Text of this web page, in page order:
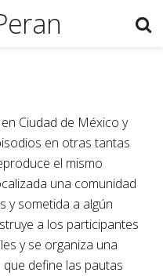
Ciudad de México y
en otras tantas
el mismo
una comunidad
y sometida a algún
a los participantes
y se organiza una
define las pautas